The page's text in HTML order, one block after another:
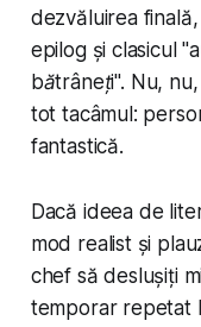
dezvăluirea
epilog și clasicul "
bătrâneți". Nu,
tot tacâmul:
fantastică.
Dacă ideea de
mod realist și
chef să deslușiți
temporar repetat